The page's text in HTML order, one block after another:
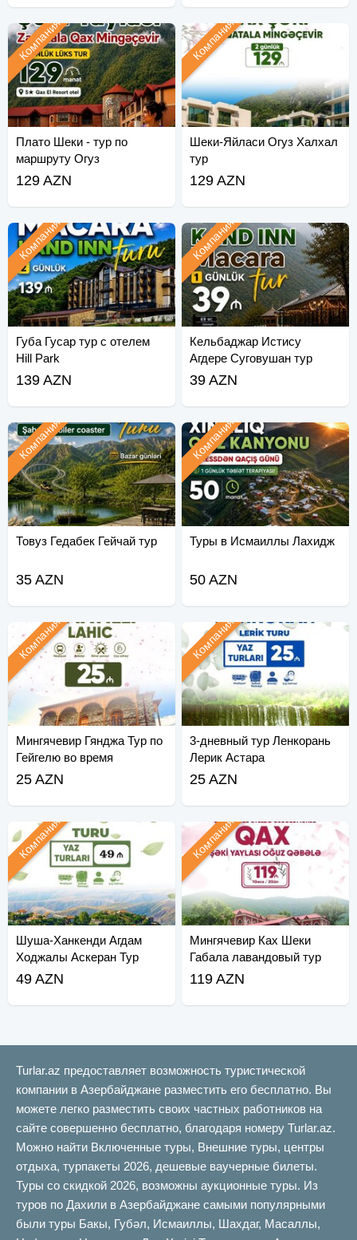
Плато Шеки - тур по
маршруту Огуз
Компания
129 AZN
Шеки-Яйласи Огуз Халхал
тур
Компания
129 AZN
Губа Гусар тур с отелем
Hill Park
Компания
139 AZN
Кельбаджар Истису
Агдере Суговушан тур
Компания
39 AZN
Товуз Гедабек Гейчай тур
Компания
35 AZN
Туры в Исмаиллы Лахидж
Компания
50 AZN
Мингячевир Гянджа Тур по
Гейгелю во время
Рамадана
Компания
25 AZN
3-дневный тур Ленкорань
Лерик Астара
Компания
25 AZN
Шуша-Ханкенди Агдам
Ходжалы Аскеран Тур
Компания
49 AZN
Мингячевир Ках Шеки
Габала лавандовый тур
Компания
119 AZN
Turlar.az предоставляет возможность туристической
компании в Азербайджане разместить его бесплатно. Вы
можете легко разместить своих частных работников на
сайте совершенно бесплатно, благодаря номеру Turlar.az.
Можно найти Включенные туры, Внешние туры, центры
отдыха, турпакеты 2026, дешевые ваучерные билеты.
Туры со скидкой 2026, возможны аукционные туры. Из
туров по Дахили в Азербайджане самыми популярными
были туры Бакы, Губəл, Исмаиллы, Шахдаг, Масаллы,